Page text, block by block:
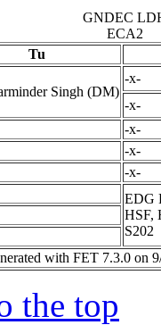
GNDEC
ECA2
Tu
Singh (DM)
-x-
-x-
-x-
-x-
-x-
EDG
HSF,
S202
with FET 7.3.0 on
the top